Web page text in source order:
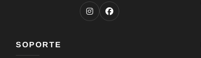
SOPORTE